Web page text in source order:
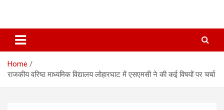
Home
राजकीय वरिष्ठ माध्यमिक विद्यालय लोहारघाट में एसएमसी ने की कई विषयों पर चर्चा